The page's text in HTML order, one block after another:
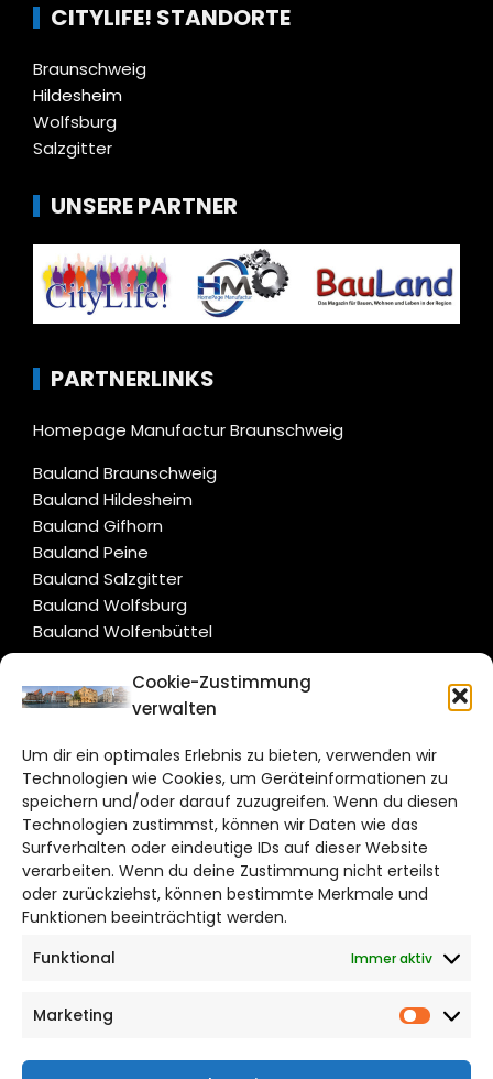
Cookie-Zustimmung
verwalten
Um dir ein optimales Erlebnis zu bieten, verwenden wir
Technologien wie Cookies, um Geräteinformationen zu
speichern und/oder darauf zuzugreifen. Wenn du diesen
Technologien zustimmst, können wir Daten wie das
Surfverhalten oder eindeutige IDs auf dieser Website
verarbeiten. Wenn du deine Zustimmung nicht erteilst
oder zurückziehst, können bestimmte Merkmale und
Funktionen beeinträchtigt werden.
Funktional
Immer aktiv
Marketing
CITYLIFE! STANDORTE
Braunschweig
Hildesheim
Wolfsburg
Salzgitter
UNSERE PARTNER
PARTNERLINKS
Homepage Manufactur Braunschweig
Bauland Braunschweig
Bauland Hildesheim
Bauland Gifhorn
Bauland Peine
Bauland Salzgitter
Bauland Wolfsburg
Bauland Wolfenbüttel
CITYLIFE!
hildesheim@citylifemedien.de
Bruchtorwall 12
38100 Braunschweig
Telefon: 0531 387220 – 65
DAS STADTMAGAZIN FÜR HILDESHEIM
Impressum
Cookie Richtlinie